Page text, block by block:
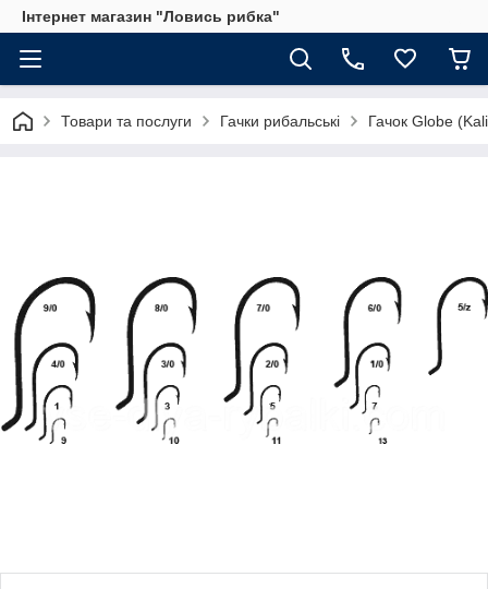
Інтернет магазин "Ловись рибка"
Товари та послуги Гачки рибальські Гачок Globe